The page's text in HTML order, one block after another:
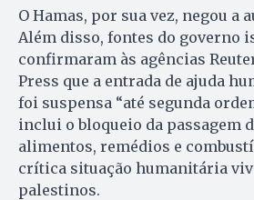
O Hamas, por sua vez, negou a
Além disso, fontes do governo
confirmaram às agências
Press que a entrada de ajuda
foi suspensa “até segunda
inclui o bloqueio da passagem
alimentos, remédios e
crítica situação humanitária
palestinos.